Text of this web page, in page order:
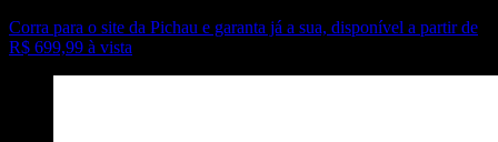
Corra para o site da Pichau e garanta já a sua, disponível a partir de
R$ 699,99 à vista